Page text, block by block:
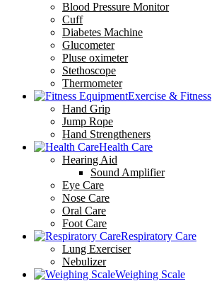
Blood Pressure Monitor
Cuff
Diabetes Machine
Glucometer
Pluse oximeter
Stethoscope
Thermometer
Exercise & Fitness
Hand Grip
Jump Rope
Hand Strengtheners
Health Care
Hearing Aid
Sound Amplifier
Eye Care
Nose Care
Oral Care
Foot Care
Respiratory Care
Lung Exerciser
Nebulizer
Weighing Scale